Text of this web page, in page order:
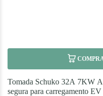
Tomada Schuko 32A 7KW
segura para carregamento EV